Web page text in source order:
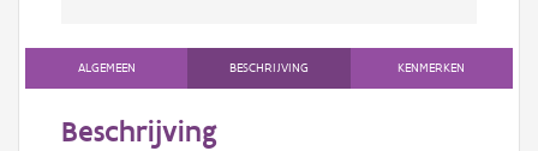
ALGEMEEN BESCHRIJVING KENMERKEN
Beschrijving